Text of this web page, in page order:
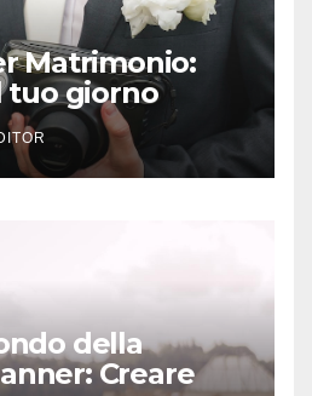
Matrimonio:
tuo giorno
della
Creare